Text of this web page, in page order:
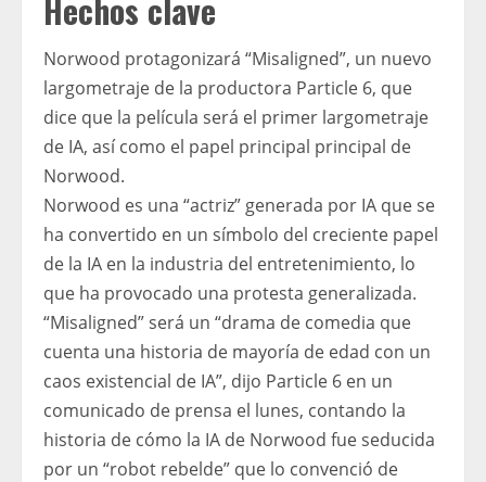
Hechos clave
Norwood protagonizará “Misaligned”, un nuevo
largometraje de la productora Particle 6, que
dice que la película será el primer largometraje
de IA, así como el papel principal principal de
Norwood.
Norwood es una “actriz” generada por IA que se
ha convertido en un símbolo del creciente papel
de la IA en la industria del entretenimiento, lo
que ha provocado una protesta generalizada.
“Misaligned” será un “drama de comedia que
cuenta una historia de mayoría de edad con un
caos existencial de IA”, dijo Particle 6 en un
comunicado de prensa el lunes, contando la
historia de cómo la IA de Norwood fue seducida
por un “robot rebelde” que lo convenció de